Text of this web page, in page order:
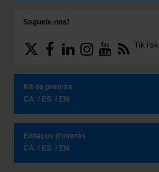
Segueix-nos!
TikTok
Kit de premsa
CA
ES EN
Enllaços d’interès
CA
ES EN